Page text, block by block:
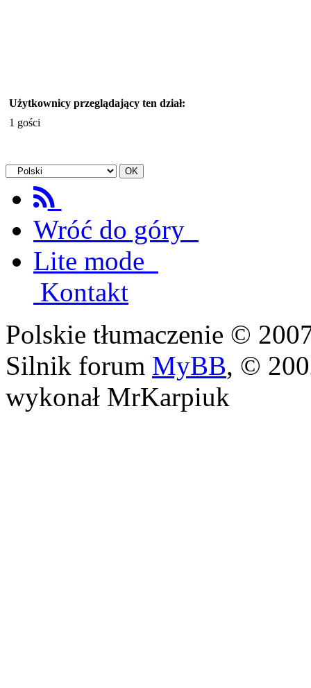
Użytkownicy przeglądający ten dział:
1 gości
Wróć do góry
Lite mode
Kontakt
Polskie tłumaczenie ©
Silnik forum MyBB, ©
wykonał MrKarpiuk